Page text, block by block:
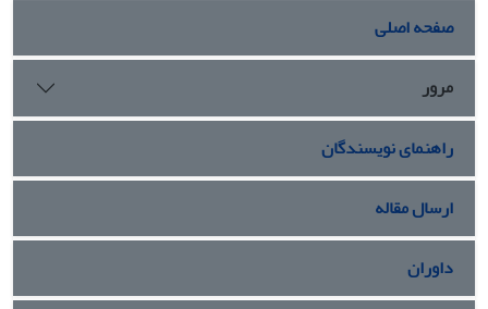
صفحه اصلی
مرور
راهنمای نویسندگان
ارسال مقاله
داوران